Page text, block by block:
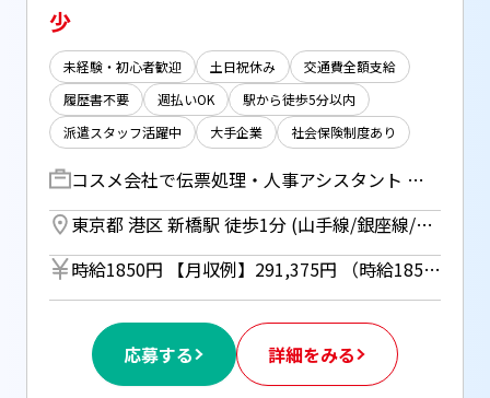
少
未経験・初心者歓迎 土日祝休み
交通費全額支給
履歴書不要
週払いOK
駅から徒歩5分以内
派遣スタッフ活躍中
大手企業 社会保険制度あり
コスメ会社で伝票処理・人事アシスタント 具体的には… ▽グループ会社(3社)の伝票処理 ∟起票・照合・仕訳 ▽契約書類の管理 ▽入退社手続き ▽データ入力などの課長アシスタント業務 ▽その他、課内の庶務業務 ∟来客対応、宅配便配送、電話取次など ＊社員の方からOJTあり.+○ ＊資格がなくてもOK！な求人です！
東京都 港区 新橋駅 徒歩1分 (山手線/銀座線/東海道線/横須賀線/京浜東北線/浅草線) ／ 汐留駅 徒歩2分 (都営大江戸線/ゆりかもめ) ／ 東銀座駅 徒歩10分 (東京メトロ日比谷線/浅草線)
時給1850円 【月収例】291,375円 （時給1850円×7.5h×21営業日の場合） ＊週払い利用OK(規定有) （初回2ヵ月間のみ適用、 3ヵ月目以降は月払い制。 利用についてはご本人様から お仕事紹介時に申請があった場合のみ）
応募する 詳細をみる